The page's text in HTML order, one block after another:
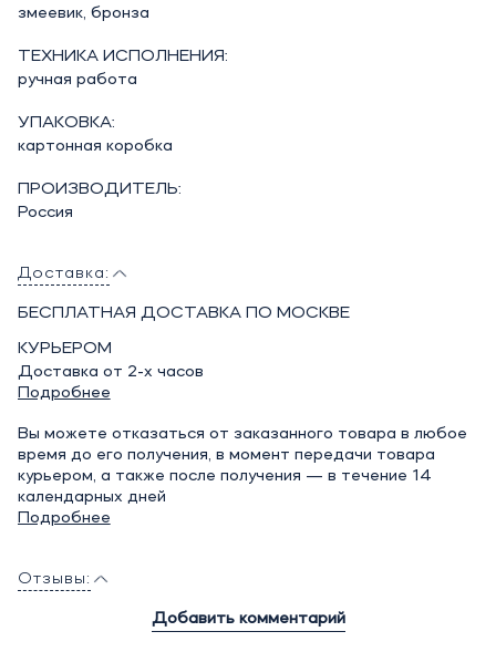
змеевик, бронза
ТЕХНИКА ИСПОЛНЕНИЯ:
ручная работа
УПАКОВКА:
картонная коробка
ПРОИЗВОДИТЕЛЬ:
Россия
Доставка:
БЕСПЛАТНАЯ ДОСТАВКА ПО МОСКВЕ
КУРЬЕРОМ
Доставка от 2-х часов
Подробнее
Вы можете отказаться от заказанного товара в любое
время до его получения, в момент передачи товара
курьером, а также после получения — в течение 14
календарных дней
Подробнее
Отзывы:
Добавить комментарий